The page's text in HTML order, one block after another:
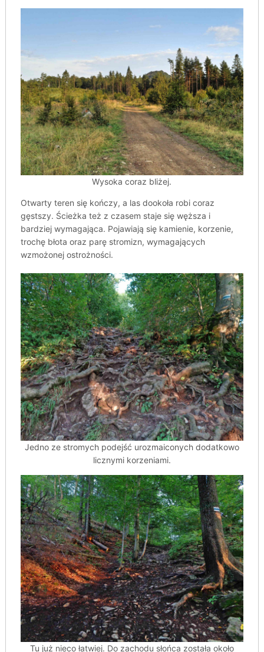
Wysoka coraz bliżej.
Otwarty teren się kończy, a las dookoła robi coraz
gęstszy. Ścieżka też z czasem staje się węższa i
bardziej wymagająca. Pojawiają się kamienie, korzenie,
trochę błota oraz parę stromizn, wymagających
wzmożonej ostrożności.
Jedno ze stromych podejść urozmaiconych dodatkowo
licznymi korzeniami.
Tu już nieco łatwiej. Do zachodu słońca została około